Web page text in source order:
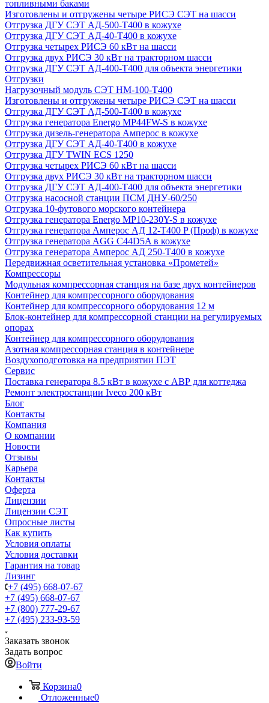
топливными баками
Изготовлены и отгружены четыре РИСЭ СЭТ на шасси
Отгрузка ДГУ СЭТ АД-500-Т400 в кожухе
Отгрузка ДГУ СЭТ АД-40-Т400 в кожухе
Отгрузка четырех РИСЭ 60 кВт на шасси
Отгрузка двух РИСЭ 30 кВт на тракторном шасси
Отгрузка ДГУ СЭТ АД-400-Т400 для объекта энергетики
Отгрузки
Нагрузочный модуль СЭТ НМ-100-Т400
Изготовлены и отгружены четыре РИСЭ СЭТ на шасси
Отгрузка ДГУ СЭТ АД-500-Т400 в кожухе
Отгрузка генератора Energo MP44FW-S в кожухе
Отгрузка дизель-генератора Амперос в кожухе
Отгрузка ДГУ СЭТ АД-40-Т400 в кожухе
Отгрузка ДГУ TWIN ECS 1250
Отгрузка четырех РИСЭ 60 кВт на шасси
Отгрузка двух РИСЭ 30 кВт на тракторном шасси
Отгрузка ДГУ СЭТ АД-400-Т400 для объекта энергетики
Отгрузка насосной станции ПСМ ДНУ-60/250
Отгрузка 10-футового морского контейнера
Отгрузка генератора Energo MP10-230Y-S в кожухе
Отгрузка генератора Амперос АД 12-Т400 P (Проф) в кожухе
Отгрузка генератора AGG C44D5A в кожухе
Отгрузка генератора Амперос АД 250-Т400 в кожухе
Передвижная осветительная установка «Прометей»
Компрессоры
Модульная компрессорная станция на базе двух контейнеров
Контейнер для компрессорного оборудования
Контейнер для компрессорного оборудования 12 м
Блок-контейнер для компрессорной станции на регулируемых
опорах
Контейнер для компрессорного оборудования
Азотная компрессорная станция в контейнере
Воздухоподготовка на предприятии ПЭТ
Сервис
Поставка генератора 8.5 кВт в кожухе с АВР для коттеджа
Ремонт электростанции Iveco 200 кВт
Блог
Контакты
Компания
О компании
Новости
Отзывы
Карьера
Контакты
Оферта
Лицензии
Лицензии СЭТ
Опросные листы
Как купить
Условия оплаты
Условия доставки
Гарантия на товар
Лизинг
+7 (495) 668-07-67
+7 (495) 668-07-67
+7 (800) 777-29-67
+7 (495) 233-93-59
Заказать звонок
Задать вопрос
Войти
Корзина0
Отложенные0